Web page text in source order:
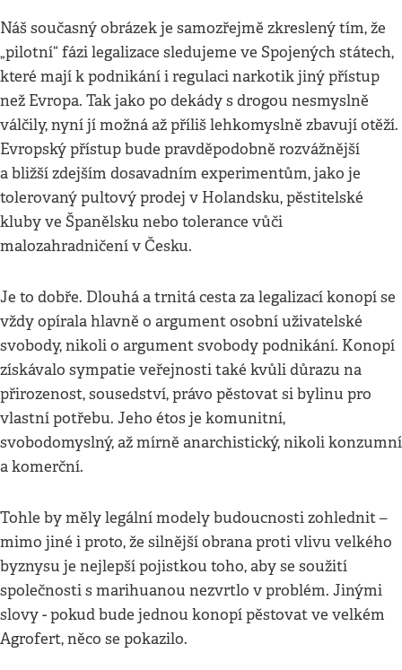
Náš současný obrázek je samozřejmě zkreslený tím, že
„pilotní“ fázi legalizace sledujeme ve Spojených státech,
které mají k podnikání i regulaci narkotik jiný přístup
než Evropa. Tak jako po dekády s drogou nesmyslně
válčily, nyní jí možná až příliš lehkomyslně zbavují otěží.
Evropský přístup bude pravděpodobně rozvážnější
a bližší zdejším dosavadním experimentům, jako je
tolerovaný pultový prodej v Holandsku, pěstitelské
kluby ve Španělsku nebo tolerance vůči
malozahradničení v Česku.
Je to dobře. Dlouhá a trnitá cesta za legalizací konopí se
vždy opírala hlavně o argument osobní uživatelské
svobody, nikoli o argument svobody podnikání. Konopí
získávalo sympatie veřejnosti také kvůli důrazu na
přirozenost, sousedství, právo pěstovat si bylinu pro
vlastní potřebu. Jeho étos je komunitní,
svobodomyslný, až mírně anarchistický, nikoli konzumní
a komerční.
Tohle by měly legální modely budoucnosti zohlednit –
mimo jiné i proto, že silnější obrana proti vlivu velkého
byznysu je nejlepší pojistkou toho, aby se soužití
společnosti s marihuanou nezvrtlo v problém. Jinými
slovy - pokud bude jednou konopí pěstovat ve velkém
Agrofert, něco se pokazilo.